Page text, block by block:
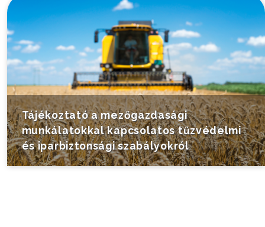
Tájékoztató a mezőgazdasági
munkálatokkal kapcsolatos tűzvédelmi
és iparbiztonsági szabályokról